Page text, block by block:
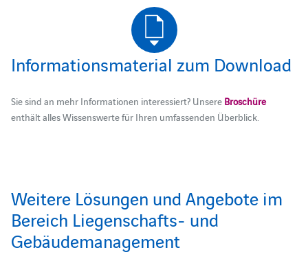
Informationsmaterial zum Download
Sie sind an mehr Informationen interessiert? Unsere Broschüre
enthält alles Wissenswerte für Ihren umfassenden Überblick.
Weitere Lösungen und Angebote im
Bereich Liegenschafts- und
Gebäudemanagement